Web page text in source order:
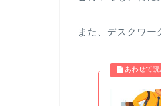
また、デスクワー